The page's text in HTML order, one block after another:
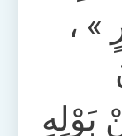
» ،
بَوْلِهِ